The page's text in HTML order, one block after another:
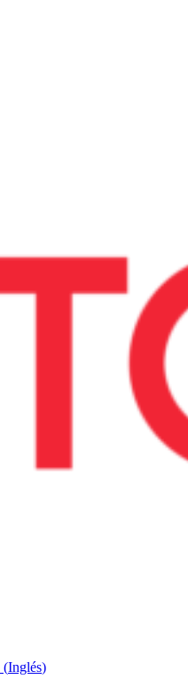
(Inglés)